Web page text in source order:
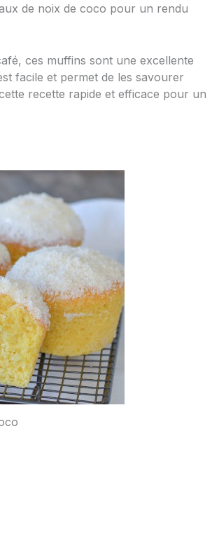
de noix de coco pour un rendu
ces muffins sont une excellente
facile et permet de les savourer
recette rapide et efficace pour un